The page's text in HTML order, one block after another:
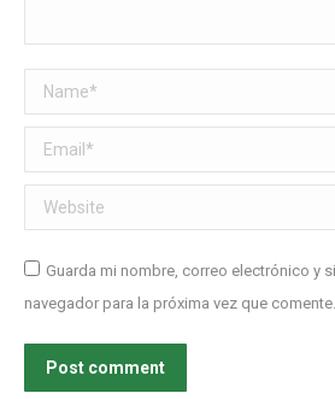
Name *
Email *
Website
Guarda mi nombre, correo electrónico y
navegador para la próxima vez que comente.
Post comment